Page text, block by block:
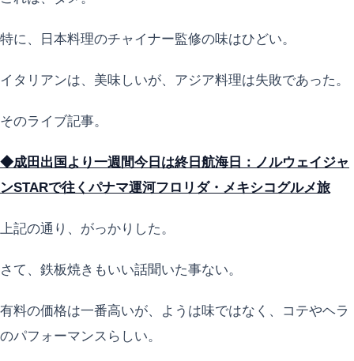
特に、日本料理のチャイナー監修の味はひどい。
イタリアンは、美味しいが、アジア料理は失敗であった。
そのライブ記事。
◆成田出国より一週間今日は終日航海日：ノルウェイジャ
ンSTARで往くパナマ運河フロリダ・メキシコグルメ旅
上記の通り、がっかりした。
さて、鉄板焼きもいい話聞いた事ない。
有料の価格は一番高いが、ようは味ではなく、コテやヘラ
のパフォーマンスらしい。